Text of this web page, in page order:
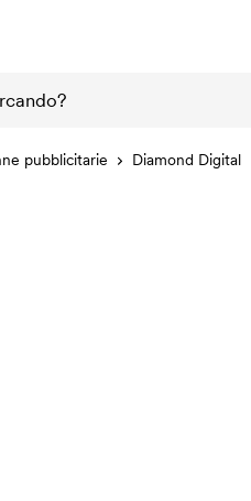
pubblicitarie Diamond Digital